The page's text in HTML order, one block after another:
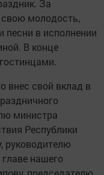
За
молодость,
песни в исполнении
В конце
внес свой вклад в
министра
Республики
руководителю
нашего